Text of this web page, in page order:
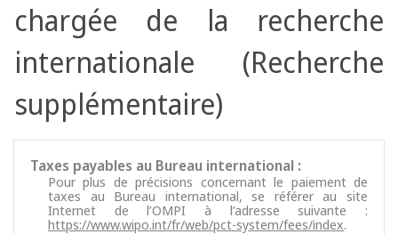
chargée de la recherche
internationale (Recherche
supplémentaire)
Taxes payables au Bureau international :
Pour plus de précisions concernant le paiement de
taxes au Bureau international, se référer au site
Internet de l’OMPI à l’adresse suivante :
https://www.wipo.int/fr/web/pct-system/fees/index.